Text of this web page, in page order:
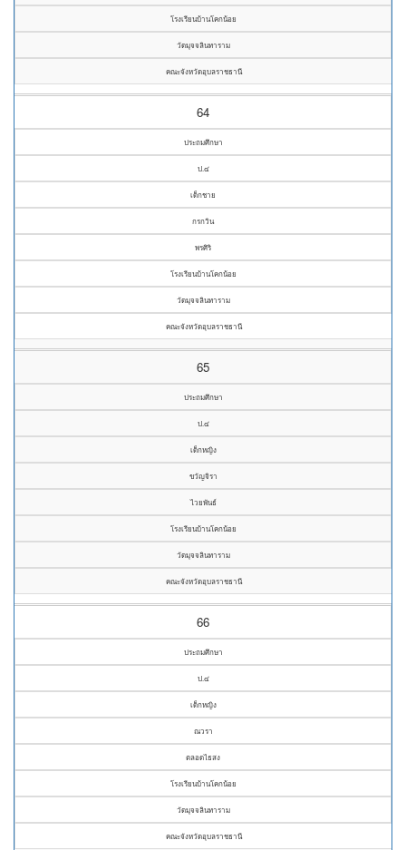
โรงเรียนบ้านโคกน้อย
วัดมุจจลินทาราม
คณะจังหวัดอุบลราชธานี
64
ประถมศึกษา
ป.๔
เด็กชาย
กรกวิน
พรศิริ
โรงเรียนบ้านโคกน้อย
วัดมุจจลินทาราม
คณะจังหวัดอุบลราชธานี
65
ประถมศึกษา
ป.๔
เด็กหญิง
ขวัญจิรา
ไวยพันธ์
โรงเรียนบ้านโคกน้อย
วัดมุจจลินทาราม
คณะจังหวัดอุบลราชธานี
66
ประถมศึกษา
ป.๔
เด็กหญิง
ณวรา
ตลอดไธสง
โรงเรียนบ้านโคกน้อย
วัดมุจจลินทาราม
คณะจังหวัดอุบลราชธานี